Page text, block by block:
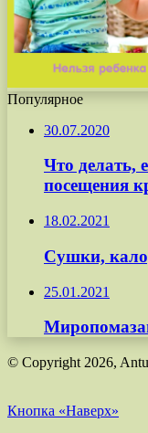
Популярное
30.07.2020
Что делать,
посещения
18.02.2021
Сушки,
25.01.2021
© Copyright 2026,
Кнопка «Наверх»